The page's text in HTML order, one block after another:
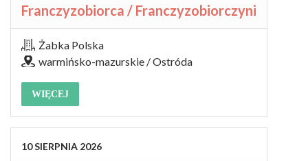
Franczyzobiorca / Franczyzobiorczyni
Żabka Polska
warmińsko-mazurskie / Ostróda
WIĘCEJ
10SIERPNIA 2026